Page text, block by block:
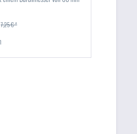
Refill...
7,25 € *